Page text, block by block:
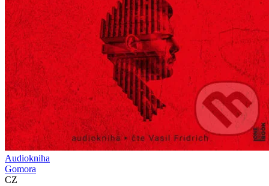
Audiokniha
Gomora
CZ